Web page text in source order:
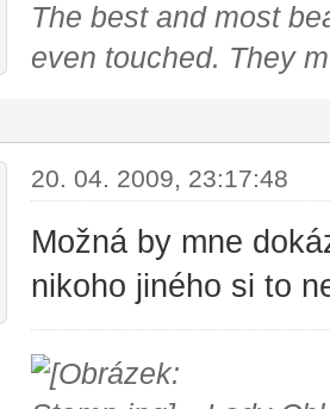
The best and most
even touched. They
20. 04. 2009, 23:17:48
Možná by mne
nikoho jiného si to